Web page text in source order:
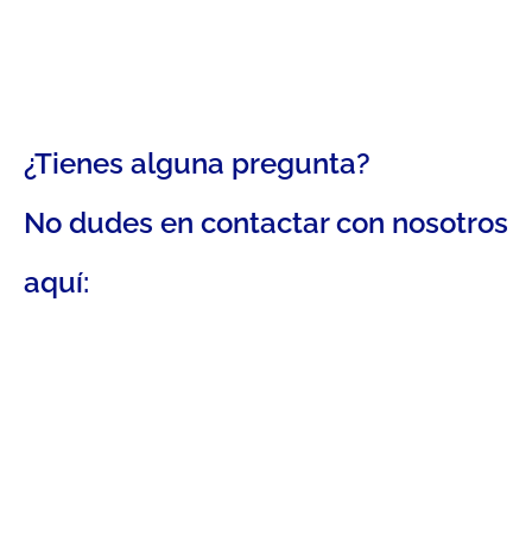
¿Tienes alguna pregunta?
No dudes en contactar con nosotros
aquí: